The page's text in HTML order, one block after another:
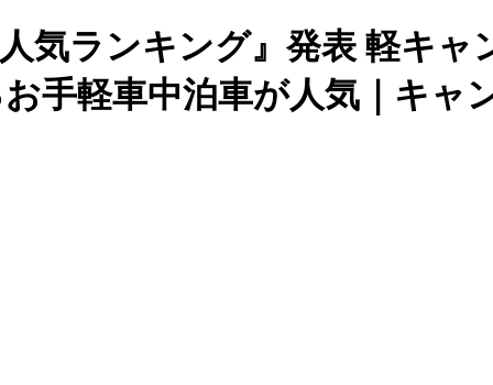
気ランキング』発表 軽キ
手軽車中泊車が人気｜キャ